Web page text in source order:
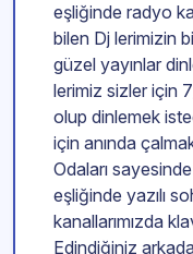
eşliğinde radyo
bilen Dj lerimizin
güzel yayınlar
lerimiz sizler için
olup dinlemek
için anında
Odaları
eşliğinde yazılı
kanallarımızda
Edindiğiniz